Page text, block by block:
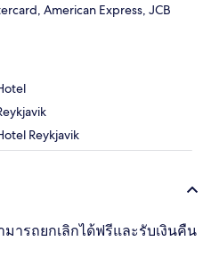
American Express, JCB
Reykjavik
มารถยกเลิกได้ฟรีและรับเงินคืน